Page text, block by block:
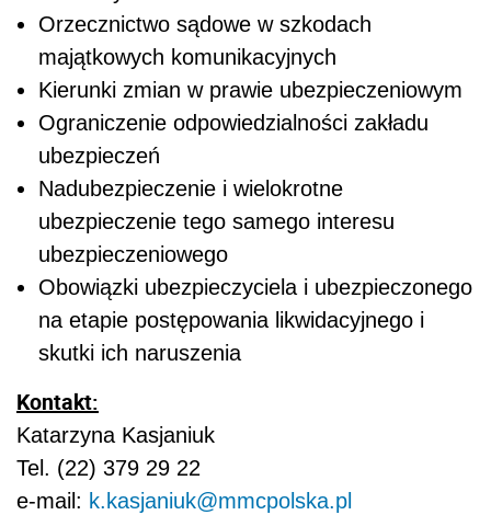
Orzecznictwo sądowe w szkodach
majątkowych komunikacyjnych
Kierunki zmian w prawie ubezpieczeniowym
Ograniczenie odpowiedzialności zakładu
ubezpieczeń
Nadubezpieczenie i wielokrotne
ubezpieczenie tego samego interesu
ubezpieczeniowego
Obowiązki ubezpieczyciela i ubezpieczonego
na etapie postępowania likwidacyjnego i
skutki ich naruszenia
Kontakt:
Katarzyna Kasjaniuk
Tel. (22) 379 29 22
e-mail: k.kasjaniuk@mmcpolska.pl